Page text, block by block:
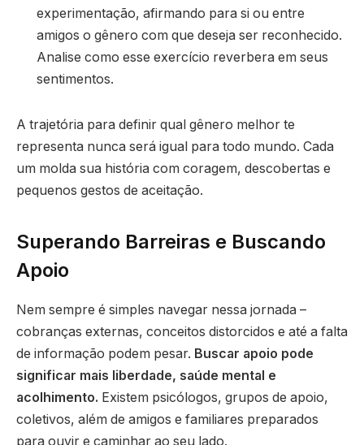
experimentação, afirmando para si ou entre
amigos o gênero com que deseja ser reconhecido.
Analise como esse exercício reverbera em seus
sentimentos.
A trajetória para definir qual gênero melhor te
representa nunca será igual para todo mundo. Cada
um molda sua história com coragem, descobertas e
pequenos gestos de aceitação.
Superando Barreiras e Buscando
Apoio
Nem sempre é simples navegar nessa jornada –
cobranças externas, conceitos distorcidos e até a falta
de informação podem pesar. Buscar apoio pode
significar mais liberdade, saúde mental e
acolhimento. Existem psicólogos, grupos de apoio,
coletivos, além de amigos e familiares preparados
para ouvir e caminhar ao seu lado.